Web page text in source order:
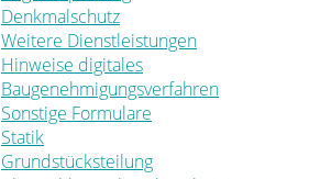
Denkmalschutz
Weitere Dienstleistungen
Hinweise digitales
Baugenehmigungsverfahren
Sonstige Formulare
Statik
Grundstücksteilung